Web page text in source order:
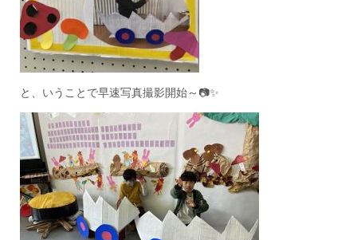
と、いうことで早速写真撮影開始～📷✨